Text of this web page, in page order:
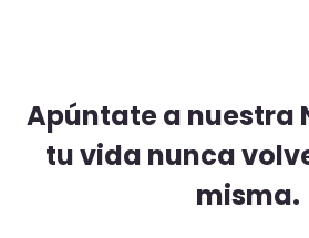
Apúntate a nuestra
tu vida nunca
misma.